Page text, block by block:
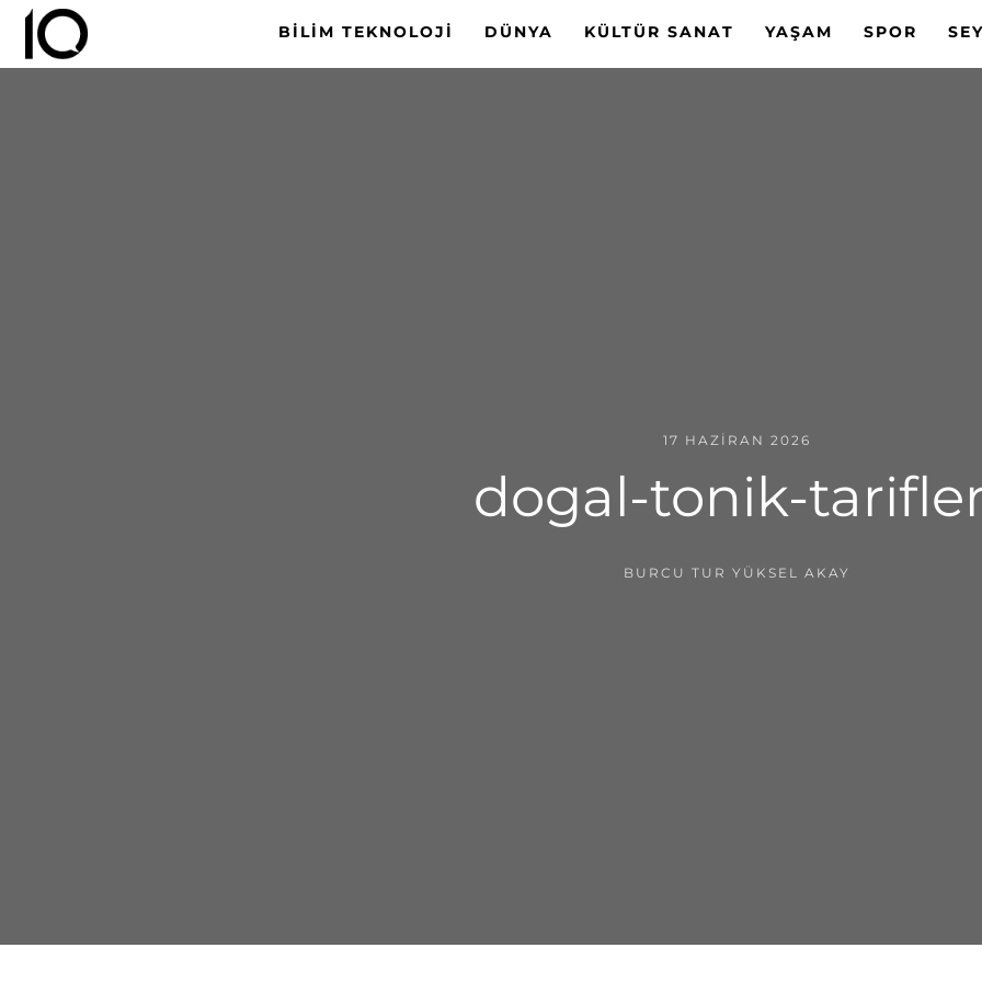
BILIM TEKNOLOJI DÜNYA KÜLTÜR SANAT YAŞAM SPOR
17 HAZIRAN 2026
dogal-tonik-
BURCU TUR YÜKSEL AKAY